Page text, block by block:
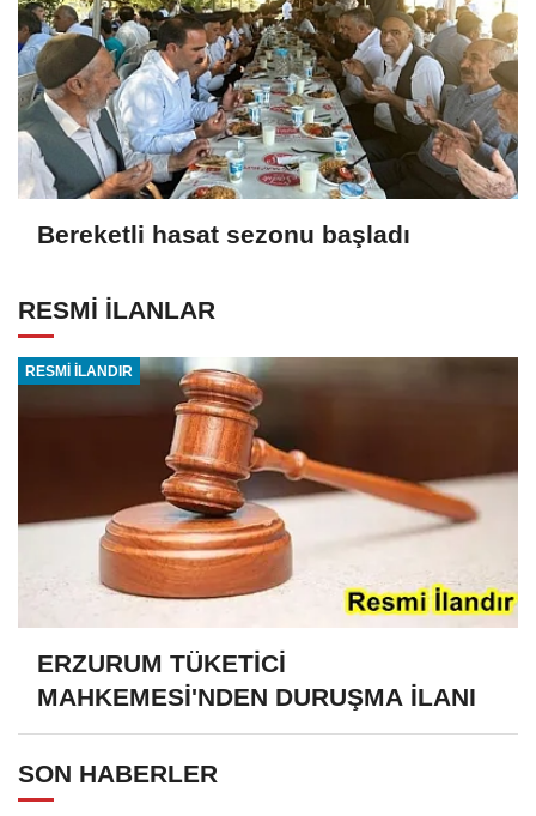
Bereketli hasat sezonu başladı
RESMİ İLANLAR
RESMİ İLANDIR
ERZURUM TÜKETİCİ
MAHKEMESİ'NDEN DURUŞMA İLANI
SON HABERLER